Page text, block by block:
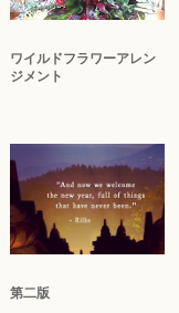
ワイルドフラワーアレン
ジメント
第二版